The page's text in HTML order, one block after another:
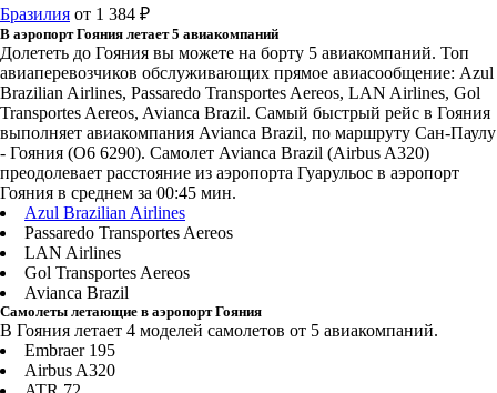
Бразилия от 1 384 ₽
В аэропорт Гояния летает 5 авиакомпаний
Долететь до Гояния вы можете на борту 5 авиакомпаний. Топ
авиаперевозчиков обслуживающих прямое авиасообщение: Azul
Brazilian Airlines, Passaredo Transportes Aereos, LAN Airlines, Gol
Transportes Aereos, Avianca Brazil. Самый быстрый рейс в Гояния
выполняет авиакомпания Avianca Brazil, по маршруту Сан-Паулу
- Гояния (O6 6290). Самолет Avianca Brazil (Airbus A320)
преодолевает расстояние из аэропорта Гуарульос в аэропорт
Гояния в среднем за 00:45 мин.
Azul Brazilian Airlines
Passaredo Transportes Aereos
LAN Airlines
Gol Transportes Aereos
Avianca Brazil
Самолеты летающие в аэропорт Гояния
В Гояния летает 4 моделей самолетов от 5 авиакомпаний.
Embraer 195
Airbus A320